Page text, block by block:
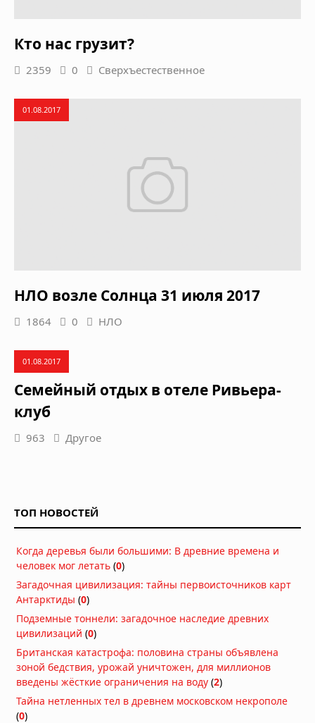
Кто нас грузит?
2359 0 Сверхъестественное
01.08.2017
НЛО возле Солнца 31 июля 2017
1864 0 НЛО
01.08.2017
Семейный отдых в отеле Ривьера-
клуб
963 Другое
ТОП НОВОСТЕЙ
Когда деревья были большими: В древние времена и
человек мог летать (0)
Загадочная цивилизация: тайны первоисточников карт
Антарктиды (0)
Подземные тоннели: загадочное наследие древних
цивилизаций (0)
Британская катастрофа: половина страны объявлена
зоной бедствия, урожай уничтожен, для миллионов
введены жёсткие ограничения на воду (2)
Тайна нетленных тел в древнем московском некрополе
(0)